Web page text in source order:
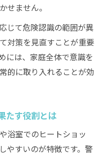
せません。
じて危険認識の範囲が異
対策を見直すことが重要
には、家庭全体で意識を
的に取り入れることが効
たす役割とは
浴室でのヒートショッ
やすいのが特徴です。警